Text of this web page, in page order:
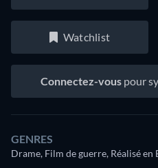
Watchlist
Connectez-vous pour
GENRES
Drame, Film de guerre, Réalisé en